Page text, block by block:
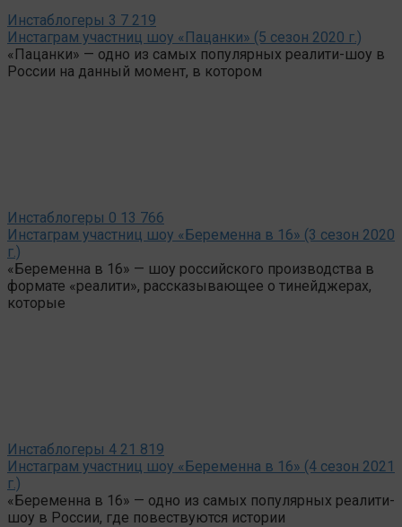
Инстаблогеры 3 7 219
Инстаграм участниц шоу «Пацанки» (5 сезон 2020 г.)
«Пацанки» — одно из самых популярных реалити-шоу в
России на данный момент, в котором
Инстаблогеры 0 13 766
Инстаграм участниц шоу «Беременна в 16» (3 сезон 2020
г.)
«Беременна в 16» — шоу российского производства в
формате «реалити», рассказывающее о тинейджерах,
которые
Инстаблогеры 4 21 819
Инстаграм участниц шоу «Беременна в 16» (4 сезон 2021
г.)
«Беременна в 16» — одно из самых популярных реалити-
шоу в России, где повествуются истории